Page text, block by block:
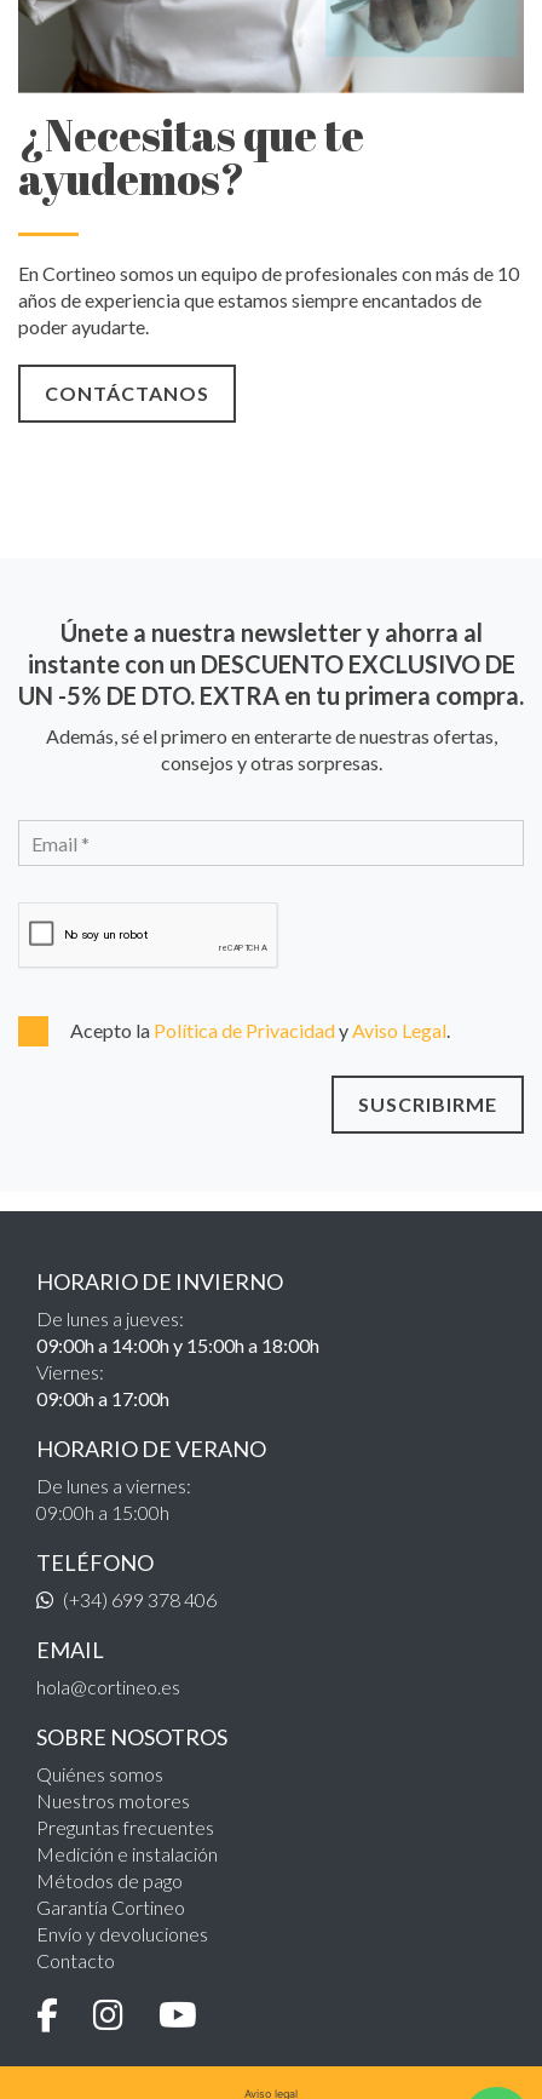
¿Necesitas que te
ayudemos?
En Cortineo somos un equipo de profesionales con más de 10
años de experiencia que estamos siempre encantados de
poder ayudarte.
CONTÁCTANOS
Únete a nuestra newsletter y ahorra al
instante con un DESCUENTO EXCLUSIVO DE
UN -5% DE DTO. EXTRA en tu primera compra.
Además, sé el primero en enterarte de nuestras ofertas,
consejos y otras sorpresas.
Acepto la Política de PrivacidadyAviso Legal.
SUSCRIBIRME
HORARIO DE INVIERNO
De lunes a jueves:
09:00h a 14:00h y 15:00h a 18:00h
Viernes:
09:00h a 17:00h
HORARIO DE VERANO
De lunes a viernes:
09:00h a 15:00h
TELÉFONO
(+34) 699 378 406
EMAIL
hola@cortineo.es
SOBRE NOSOTROS
Quiénes somos
Nuestros motores
Preguntas frecuentes
Medición e instalación
Métodos de pago
Garantía Cortineo
Envío y devoluciones
Contacto
Aviso legal